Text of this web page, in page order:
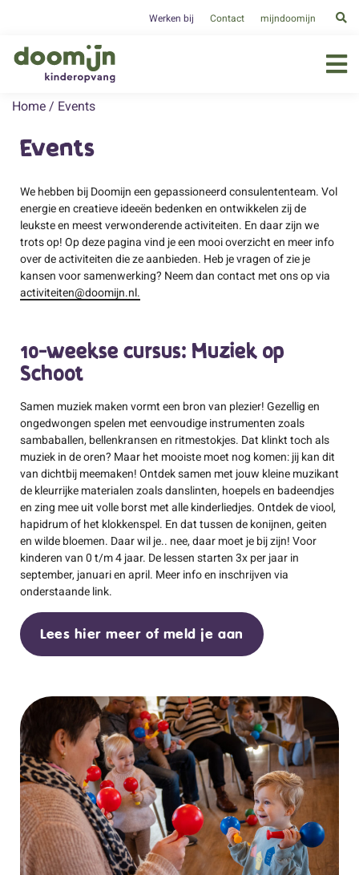
Werken bij Contact mijndoomijn
Home / Events
Events
We hebben bij Doomijn een gepassioneerd consulententeam. Vol
energie en creatieve ideeën bedenken en ontwikkelen zij de
leukste en meest verwonderende activiteiten. En daar zijn we
trots op! Op deze pagina vind je een mooi overzicht en meer info
over de activiteiten die ze aanbieden. Heb je vragen of zie je
kansen voor samenwerking? Neem dan contact met ons op via
activiteiten@doomijn.nl.
10-weekse cursus: Muziek op
Schoot
Samen muziek maken vormt een bron van plezier! Gezellig en
ongedwongen spelen met eenvoudige instrumenten zoals
sambaballen, bellenkransen en ritmestokjes. Dat klinkt toch als
muziek in de oren? Maar het mooiste moet nog komen: jij kan dit
van dichtbij meemaken! Ontdek samen met jouw kleine muzikant
de kleurrijke materialen zoals danslinten, hoepels en badeendjes
en zing mee uit volle borst met alle kinderliedjes. Ontdek de viool,
hapidrum of het klokkenspel. En dat tussen de konijnen, geiten
en wilde bloemen. Daar wil je.. nee, daar moet je bij zijn! Voor
kinderen van 0 t/m 4 jaar. De lessen starten 3x per jaar in
september, januari en april. Meer info en inschrijven via
onderstaande link.
Lees hier meer of meld je aan